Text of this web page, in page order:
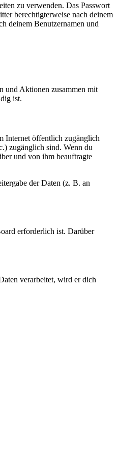
zu verwenden. Das Passwort
berechtigterweise nach deinem
deinem Benutzernamen und
und Aktionen zusammen mit
ist.
Internet öffentlich zugänglich
zugänglich sind. Wenn du
und von ihm beauftragte
der Daten (z. B. an
erforderlich ist. Darüber
verarbeitet, wird er dich